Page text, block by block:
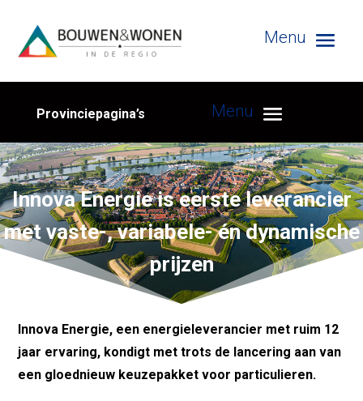
Provinciepagina’s
Innova Energie is eerste leverancier
met vaste-, variabele- én dynamische
prijzen
Innova Energie, een energieleverancier met ruim 12
jaar ervaring, kondigt met trots de lancering aan van
een gloednieuw keuzepakket voor particulieren.